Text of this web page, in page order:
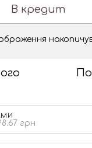
В кредит
грн